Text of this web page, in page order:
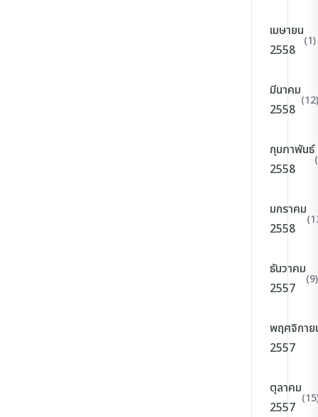
เมษายน
2558
(1)
มีนาคม
2558
(12)
กุมภาพันธ์
2558
มกราคม
2558
ธันวาคม
2557
(9)
พฤศจิกาย
2557
ตุลาคม
2557